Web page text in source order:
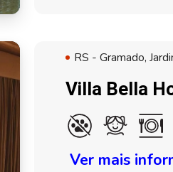
RS - Gramado,
Villa Bella
Ver mais